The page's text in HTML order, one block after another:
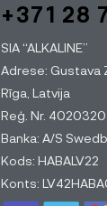
+371 28
SIA “ALKALINE”
Adrese: Gustava
Rīga, Latvija
Reģ. Nr.
Banka: A/S
Kods: HABALV22
Konts: